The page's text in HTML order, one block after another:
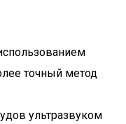
точный метод
ультразвуком